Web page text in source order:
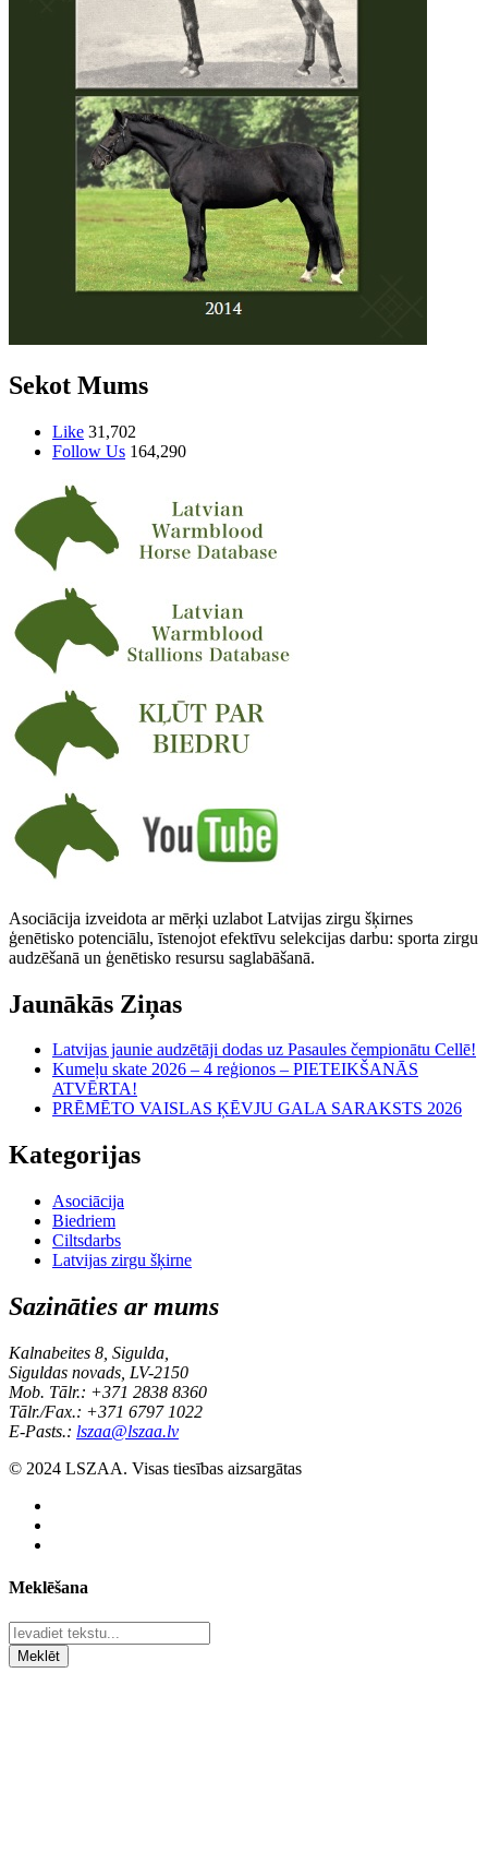
Sekot Mums
Like 31,702
Follow Us 164,290
Asociācija izveidota ar mērķi uzlabot Latvijas zirgu šķirnes
ģenētisko potenciālu, īstenojot efektīvu selekcijas darbu: sporta zirgu
audzēšanā un ģenētisko resursu saglabāšanā.
Jaunākās Ziņas
Latvijas jaunie audzētāji dodas uz Pasaules čempionātu Cellē!
Kumeļu skate 2026 – 4 reģionos – PIETEIKŠANĀS
ATVĒRTA!
PRĒMĒTO VAISLAS ĶĒVJU GALA SARAKSTS 2026
Kategorijas
Asociācija
Biedriem
Ciltsdarbs
Latvijas zirgu šķirne
Sazināties ar mums
Kalnabeites 8, Sigulda,
Siguldas novads, LV-2150
Mob. Tālr.: +371 2838 8360
Tālr./Fax.: +371 6797 1022
E-Pasts.: lszaa@lszaa.lv
© 2024 LSZAA. Visas tiesības aizsargātas
Meklēšana
Meklēt